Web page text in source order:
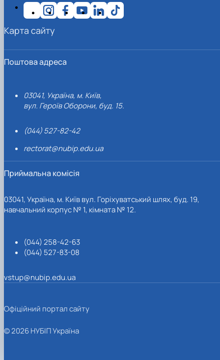
Поштова адреса
03041, Україна, м. Київ,
вул. Героїв Оборони, буд. 15.
(044) 527-82-42
rectorat@nubip.edu.ua
Приймальна комісія
03041, Україна, м. Київ вул. Горіхуватський шлях, буд. 19,
навчальний корпус № 1, кімната № 12.
(044) 258-42-63
(044) 527-83-08
vstup@nubip.edu.ua
Карта сайту
Офіційний портал сайту
© 2026 НУБІП Україна